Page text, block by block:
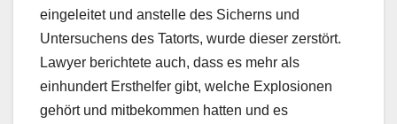
eingeleitet und anstelle des Sicherns und
Untersuchens des Tatorts, wurde dieser zerstört.
Lawyer berichtete auch, dass es mehr als
einhundert Ersthelfer gibt, welche Explosionen
gehört und mitbekommen hatten und es